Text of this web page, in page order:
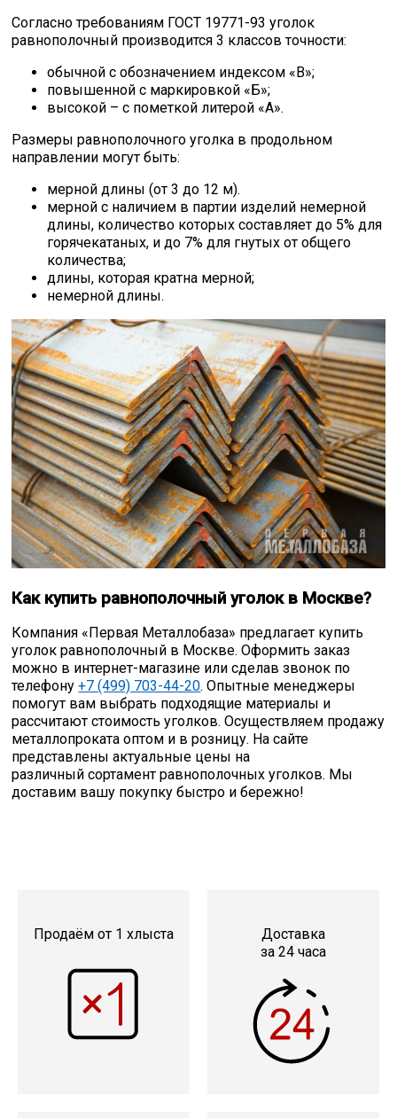
Согласно требованиям ГОСТ 19771-93 уголок
равнополочный производится 3 классов точности:
обычной с обозначением индексом «В»;
повышенной с маркировкой «Б»;
высокой – с пометкой литерой «А».
Размеры равнополочного уголка в продольном
направлении могут быть:
мерной длины (от 3 до 12 м).
мерной с наличием в партии изделий немерной
длины, количество которых составляет до 5% для
горячекатаных, и до 7% для гнутых от общего
количества;
длины, которая кратна мерной;
немерной длины.
Как купить равнополочный уголок в Москве?
Компания «Первая Металлобаза» предлагает купить
уголок равнополочный в Москве. Оформить заказ
можно в интернет-магазине или сделав звонок по
телефону+7 (499) 703-44-20. Опытные менеджеры
помогут вам выбрать подходящие материалы и
рассчитают стоимость уголков. Осуществляем продажу
металлопроката оптом и в розницу. На сайте
представлены актуальные цены на
различный сортамент равнополочных уголков. Мы
доставим вашу покупку быстро и бережно!
Продаём от 1 хлыста
Доставка
за 24 часа